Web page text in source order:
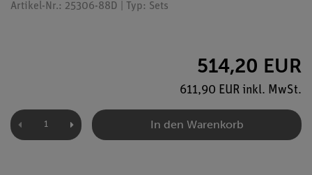
Artikel-Nr.: 25306-88D | Typ: Sets
514,20 EUR
611,90 EUR inkl. MwSt.
In den Warenkorb